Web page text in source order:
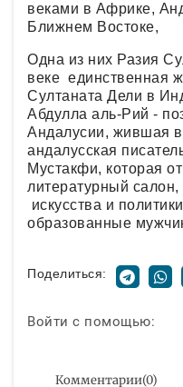
веками в Африке,
Ближнем Востоке,
Одна из них Разия
веке единственная
Султаната Дели в
Абдулла аль-Рий -
Андалусии, жившая в
андалусская
Мустакфи, которая
литературный
искусства и
образованные
Поделиться:
Войти с помощью:
Комментарии(0)